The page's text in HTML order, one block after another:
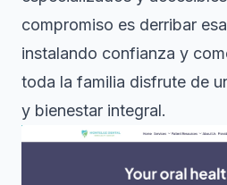
compromiso es derribar
instalando confianza y
toda la familia disfrute de
y bienestar integral.